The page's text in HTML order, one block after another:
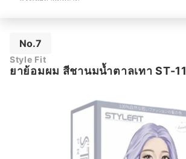
No.7
Style Fit
ยาย้อมผม สีชานมน้ำตาลเทา ST-11